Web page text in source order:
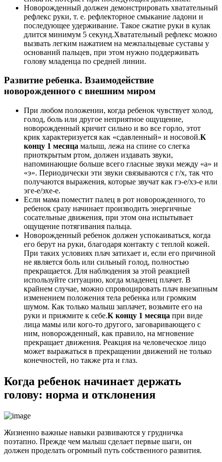
Новорожденный должен демонстрировать хватательный
рефлекс руки, т. е. рефлекторное смыкание ладони и
последующее удерживание. Такое сжатие руки в кулак
длится минимум 5 секунд.Хватательный рефлекс можно
вызвать легким нажатием на межпальцевые суставы у
оснований пальцев, при этом нужно поддерживать
голову младенца по средней линии.
Развитие ребенка. Взаимодействие
новорожденного с внешним миром
При любом положении, когда ребенок чувствует холод,
голод, боль или другое неприятное ощущение,
новорожденный кричит сильно и во все горло, этот
крик характеризуется как «сдавленный» и носовой.К
концу 1 месяца малыш, лежа на спине со слегка
приоткрытым ртом, должен издавать звуки,
напоминающие больше всего гласные звуки между «а» и
«э». Периодически эти звуки связываются с г/х, так что
получаются выражения, которые звучат как гэ-е/хэ-е или
эге-е/эхе-е.
Если мама поместит палец в рот новорожденного, то
ребенок сразу начинает производить энергичные
сосательные движения, при этом она испытывает
ощущение потягивания пальца.
Новорожденный ребенок должен успокаиваться, когда
его берут на руки, благодаря контакту с теплой кожей.
При таких условиях плач затихает и, если его причиной
не является боль или сильный голод, полностью
прекращается. Для наблюдения за этой реакцией
используйте ситуацию, когда младенец плачет. В
крайнем случае, можно спровоцировать плач внезапным
изменением положения тела ребенка или громким
шумом. Как только малыш заплачет, возьмите его на
руки и прижмите к себе.К концу 1 месяца при виде
лица мамы или кого-то другого, заговаривающего с
ним, новорожденный, как правило, на мгновение
прекращает движения. Реакция на человеческое лицо
может выражаться в прекращении движений не только
конечностей, но также рта и глаз.
Когда ребенок начинает держать
голову: норма и отклонения
Жизненно важные навыки развиваются у грудничка
поэтапно. Прежде чем малыш сделает первые шаги, он
должен проделать огромный путь собственного развития.